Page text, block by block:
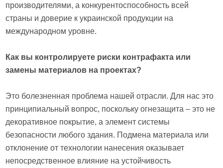
производителями, а конкурентоспособность всей
страны и доверие к украинской продукции на
международном уровне.
Как вы контролируете риски контрафакта или
замены материалов на проектах?
Это болезненная проблема нашей отрасли. Для нас это
принципиальный вопрос, поскольку огнезащита – это не
декоративное покрытие, а элемент системы
безопасности любого здания. Подмена материала или
отклонение от технологии нанесения оказывает
непосредственное влияние на устойчивость